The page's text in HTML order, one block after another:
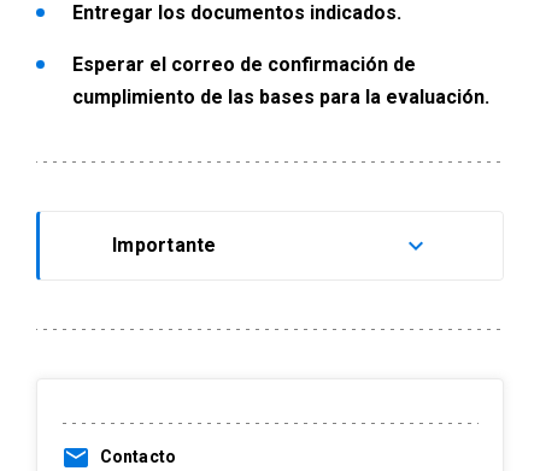
Entregar los documentos indicados.
Esperar el correo de confirmación de
cumplimiento de las bases para la evaluación.
Importante keyboard_arrow_down
email Contacto